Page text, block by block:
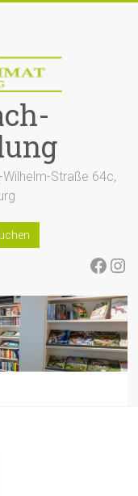
Straße 64c,